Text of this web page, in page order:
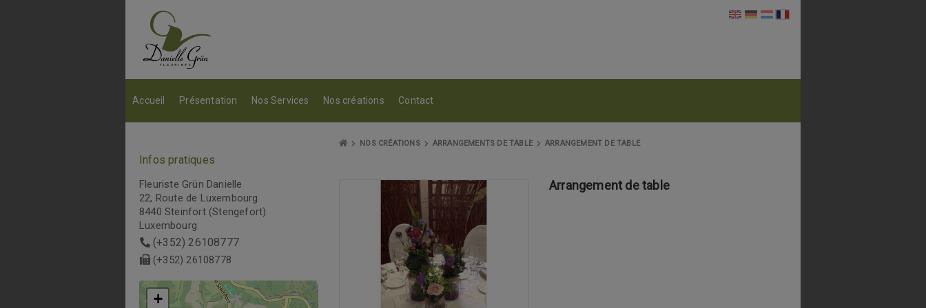
Accueil Présentation Nos Services Nos créations Contact
NOS CRÉATIONS ARRANGEMENTS DE TABLE ARRANGEMENT DE TABLE
Arrangement de table
Infos pratiques
Fleuriste Grün Danielle
22, Route de Luxembourg
8440 Steinfort (Stengefort)
Luxembourg
(+352) 26108777
(+352) 26108778
+
+